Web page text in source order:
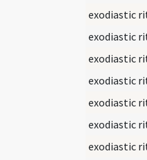
exodiastic
exodiastic
exodiastic
exodiastic